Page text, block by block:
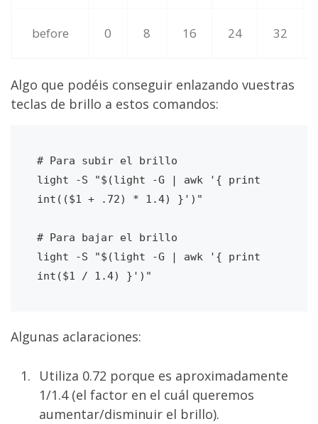
before 0 8 16 24 32
Algo que podéis conseguir enlazando vuestras
teclas de brillo a estos comandos:
# Para subir el brillo
light -S "$(light -G | awk '{ print
int(($1 + .72) * 1.4) }')"
# Para bajar el brillo
light -S "$(light -G | awk '{ print
int($1 / 1.4) }')"
Algunas aclaraciones:
Utiliza 0.72 porque es aproximadamente
1/1.4 (el factor en el cuál queremos
aumentar/disminuir el brillo).